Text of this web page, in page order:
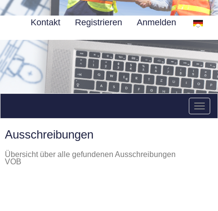
Kontakt Registrieren Anmelden
Ausschreibungen
Übersicht über alle gefundenen Ausschreibungen
VOB